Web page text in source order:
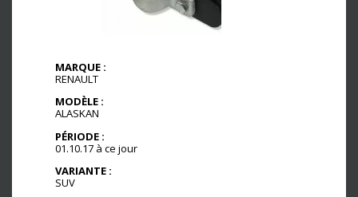
MARQUE :
RENAULT
MODÈLE :
ALASKAN
PÉRIODE :
01.10.17 à ce jour
VARIANTE :
SUV